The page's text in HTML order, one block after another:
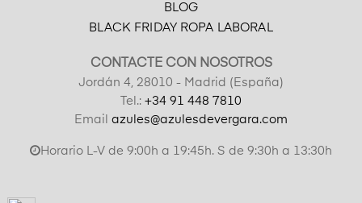
BLOG
BLACK FRIDAY ROPA LABORAL
CONTACTE CON NOSOTROS
Jordán 4, 28010 - Madrid (España)
Tel.: +34 91 448 7810
Email azules@azulesdevergara.com
Horario L-V de 9:00h a 19:45h. S de 9:30h a 13:30h